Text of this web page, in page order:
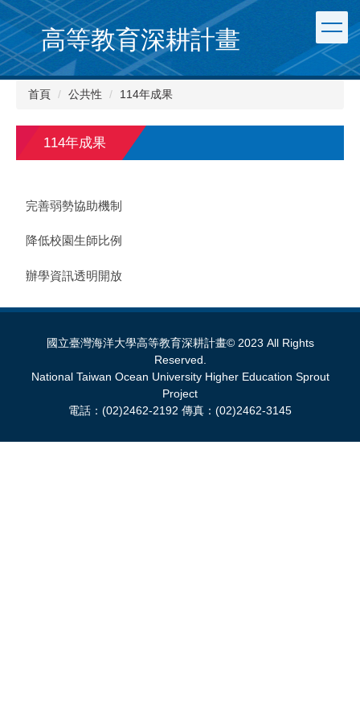
跳
到
主
要
內
高等教育深耕計畫
首頁 公共性 114年成果
114年成果
完善弱勢協助機制
降低校園生師比例
辦學資訊透明開放
國立臺灣海洋大學高等教育深耕計畫© 2023 All Rights
Reserved.
National Taiwan Ocean University Higher Education Sprout
Project
電話：(02)2462-2192 傳真：(02)2462-3145